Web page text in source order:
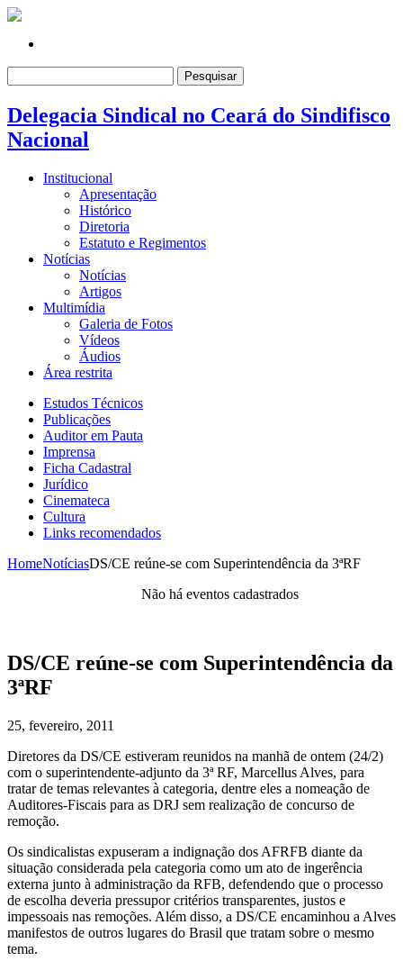
por:
Delegacia Sindical no Ceará do Sindifisco
Nacional
Institucional
Apresentação
Histórico
Diretoria
Estatuto e Regimentos
Notícias
Notícias
Artigos
Multimídia
Galeria de Fotos
Vídeos
Áudios
Área restrita
Estudos Técnicos
Publicações
Auditor em Pauta
Imprensa
Ficha Cadastral
Jurídico
Cinemateca
Cultura
Links recomendados
HomeNotíciasDS/CE reúne-se com Superintendência da 3ªRF
Não há eventos cadastrados
DS/CE reúne-se com Superintendência da
3ªRF
25, fevereiro, 2011
Diretores da DS/CE estiveram reunidos na manhã de ontem (24/2)
com o superintendente-adjunto da 3ª RF, Marcellus Alves, para
tratar de temas relevantes à categoria, dentre eles a nomeação de
Auditores-Fiscais para as DRJ sem realização de concurso de
remoção.
Os sindicalistas expuseram a indignação dos AFRFB diante da
situação considerada pela categoria como um ato de ingerência
externa junto à administração da RFB, defendendo que o processo
de escolha deveria pressupor critérios transparentes, justos e
impessoais nas remoções. Além disso, a DS/CE encaminhou a Alves
manifestos de outros lugares do Brasil que tratam sobre o mesmo
tema.